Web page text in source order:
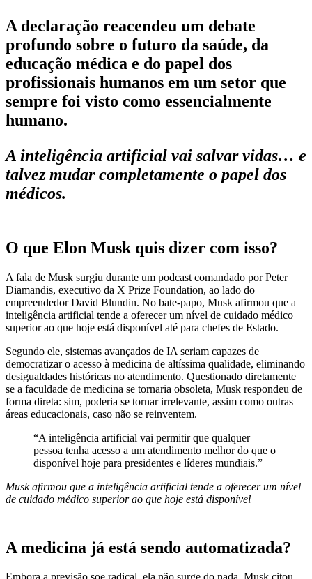
A declaração reacendeu um debate
profundo sobre o futuro da saúde, da
educação médica e do papel dos
profissionais humanos em um setor que
sempre foi visto como essencialmente
humano.
A inteligência artificial vai salvar vidas… e
talvez mudar completamente o papel dos
médicos.
O que Elon Musk quis dizer com isso?
A fala de Musk surgiu durante um podcast comandado porPeter
Diamandis, executivo da X Prize Foundation, ao lado do
empreendedor David Blundin. No bate-papo, Musk afirmou que a
inteligência artificial tende a oferecer um nível de cuidado médico
superior ao que hoje está disponível até para chefes de Estado.
Segundo ele, sistemas avançados de IA seriam capazes de
democratizar o acesso à medicina de altíssima qualidade, eliminando
desigualdades históricas no atendimento. Questionado diretamente
se a faculdade de medicina se tornaria obsoleta, Musk respondeu de
forma direta: sim, poderia se tornar irrelevante, assim como outras
áreas educacionais, caso não se reinventem.
“A inteligência artificial vai permitir que qualquer
pessoa tenha acesso a um atendimento melhor do que o
disponível hoje para presidentes e líderes mundiais.”
Musk afirmou que a inteligência artificial tende a oferecer um nível
de cuidado médico superior ao que hoje está disponível
A medicina já está sendo automatizada?